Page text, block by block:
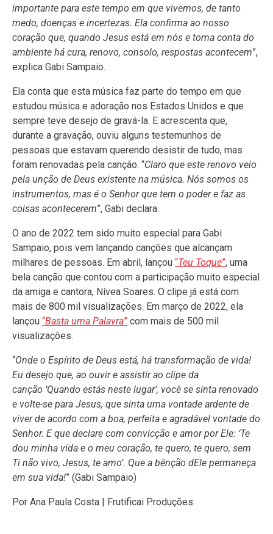
importante para este tempo em que vivemos, de tanto
medo, doenças e incertezas. Ela confirma ao nosso
coração que, quando Jesus está em nós e toma conta do
ambiente há cura, renovo, consolo, respostas acontecem”,
explica Gabi Sampaio.
Ela conta que esta música faz parte do tempo em que
estudou música e adoração nos Estados Unidos e que
sempre teve desejo de gravá-la. E acrescenta que,
durante a gravação, ouviu alguns testemunhos de
pessoas que estavam querendo desistir de tudo, mas
foram renovadas pela canção. “Claro que este renovo veio
pela unção de Deus existente na música. Nós somos os
instrumentos, mas é o Senhor que tem o poder e faz as
coisas acontecerem”, Gabi declara.
O ano de 2022 tem sido muito especial para Gabi
Sampaio, pois vem lançando canções que alcançam
milhares de pessoas. Em abril, lançou “Teu Toque”, uma
bela canção que contou com a participação muito especial
da amiga e cantora, Nívea Soares. O clipe já está com
mais de 800 mil visualizações. Em março de 2022, ela
lançou “Basta uma Palavra” com mais de 500 mil
visualizações.
“Onde o Espírito de Deus está, há transformação de vida!
Eu desejo que, ao ouvir e assistir ao clipe da
canção ‘Quando estás neste lugar’, você se sinta renovado
e volte-se para Jesus, que sinta uma vontade ardente de
viver de acordo com a boa, perfeita e agradável vontade do
Senhor. E que declare com convicção e amor por Ele: ‘Te
dou minha vida e o meu coração, te quero, te quero, sem
Ti não vivo, Jesus, te amo’. Que a bênção dEle permaneça
em sua vida!” (Gabi Sampaio)
Por Ana Paula Costa | Frutificai Produções